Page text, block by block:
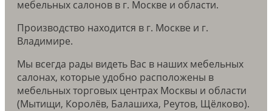
мебельных салонов в г. Москве и области.
Производство находится в г. Москве и г.
Владимире.
Мы всегда рады видеть Вас в наших мебельных
салонах, которые удобно расположены в
мебельных торговых центрах Москвы и области
(Мытищи, Королёв, Балашиха, Реутов, Щёлково).